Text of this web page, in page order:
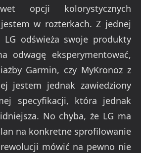
opcji kolorystycznych
w rozterkach. Z jednej
odświeża swoje produkty
odwagę eksperymentować,
Garmin, czy MyKronoz z
jestem jednak zawiedziony
specyfikacji, która jednak
No chyba, że LG ma
na konkretne sprofilowanie
mówić na pewno nie